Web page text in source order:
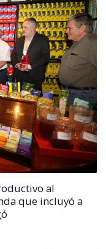
al
que incluyó a